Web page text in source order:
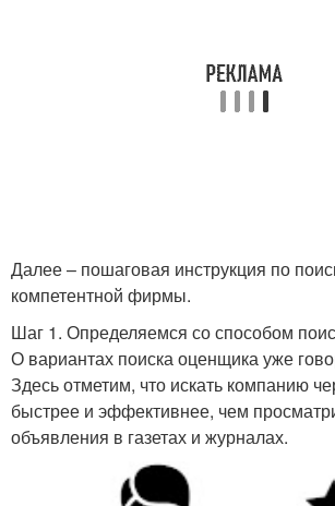
Далее – пошаговая инструкция по
компетентной фирмы.
Шаг 1. Определяемся со способом
О вариантах поиска оценщика уже
Здесь отметим, что искать компанию
быстрее и эффективнее, чем
объявления в газетах и журналах.